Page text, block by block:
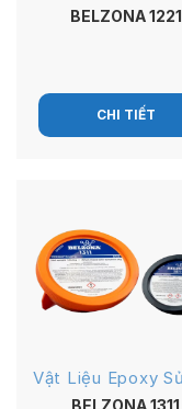
BELZONA 1221
CHI TIẾT
BELZONA 1311